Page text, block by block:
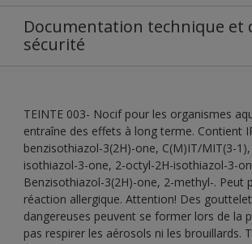
Documentation technique et
sécurité
TEINTE 003- Nocif pour les organismes
entraîne des effets à long terme. Contient
benzisothiazol-3(2H)-one, C(M)IT/MIT(3-
isothiazol-3-one, 2-octyl-2H-isothiazol-3-
Benzisothiazol-3(2H)-one, 2-methyl-. Peut
réaction allergique. Attention! Des
dangereuses peuvent se former lors de la
pas respirer les aérosols ni les brouillards.